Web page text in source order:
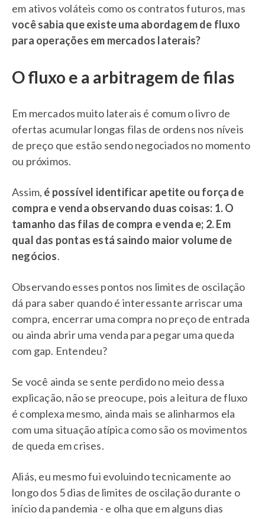
em ativos voláteis como os contratos futuros, mas
você sabia que existe uma abordagem de fluxo
para operações em mercados laterais?
O fluxo e a arbitragem de filas
Em mercados muito laterais é comum o livro de
ofertas acumular longas filas de ordens nos níveis
de preço que estão sendo negociados no momento
ou próximos.
Assim, é possível identificar apetite ou força de
compra e venda observando duas coisas: 1. O
tamanho das filas de compra e venda e; 2. Em
qual das pontas está saindo maior volume de
negócios.
Observando esses pontos nos limites de oscilação
dá para saber quando é interessante arriscar uma
compra, encerrar uma compra no preço de entrada
ou ainda abrir uma venda para pegar uma queda
com gap. Entendeu?
Se você ainda se sente perdido no meio dessa
explicação, não se preocupe, pois a leitura de fluxo
é complexa mesmo, ainda mais se alinharmos ela
com uma situação atípica como são os movimentos
de queda em crises.
Aliás, eu mesmo fui evoluindo tecnicamente ao
longo dos 5 dias de limites de oscilação durante o
início da pandemia - e olha que em alguns dias